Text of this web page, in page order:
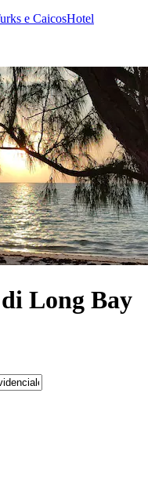
e CaicosHotel
Long Bay